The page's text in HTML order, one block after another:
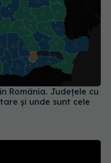
România. Județele cu
și unde sunt cele